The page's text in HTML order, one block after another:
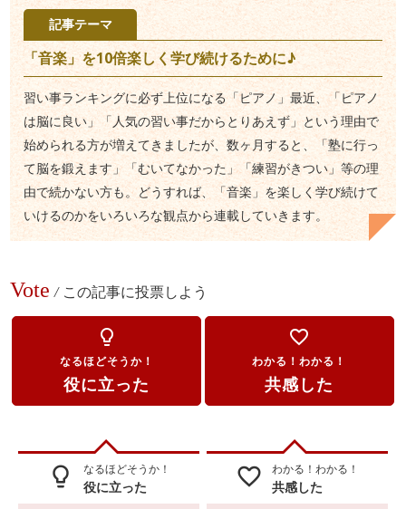
記事テーマ
「音楽」を10倍楽しく学び続けるために♪
習い事ランキングに必ず上位になる「ピアノ」最近、「ピアノ
は脳に良い」「人気の習い事だからとりあえず」という理由で
始められる方が増えてきましたが、数ヶ月すると、「塾に行っ
て脳を鍛えます」「むいてなかった」「練習がきつい」等の理
由で続かない方も。どうすれば、「音楽」を楽しく学び続けて
いけるのかをいろいろな観点から連載していきます。
Vote / この記事に投票しよう
lightbulb_outline
なるほどそうか！
役に立った
favorite_border
わかる！わかる！
共感した
lightbulb_outline なるほどそうか！
役に立った favorite_border わかる！わかる！
共感した